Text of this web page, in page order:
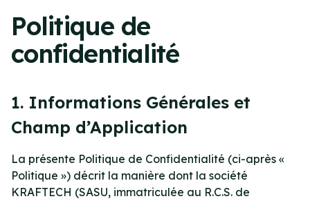
Politique de
confidentialité
1. Informations Générales et
Champ d’Application
La présente Politique de Confidentialité (ci-après «
Politique ») décrit la manière dont la société
KRAFTECH (SASU, immatriculée au R.C.S. de